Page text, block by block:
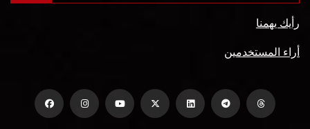
رأيك يهمنا
أراء المستخدمين